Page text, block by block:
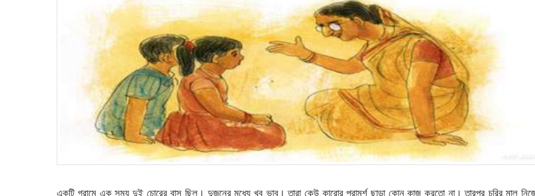
একটি গ্রামে এক সময় দুই চোরের বাস ছিল। দুজনের মধ্যে খুব ভাব। তারা কেউ কারোর পরামর্শ ছাড়া কোন কাজ করতো না। তারপর চুরির মাল